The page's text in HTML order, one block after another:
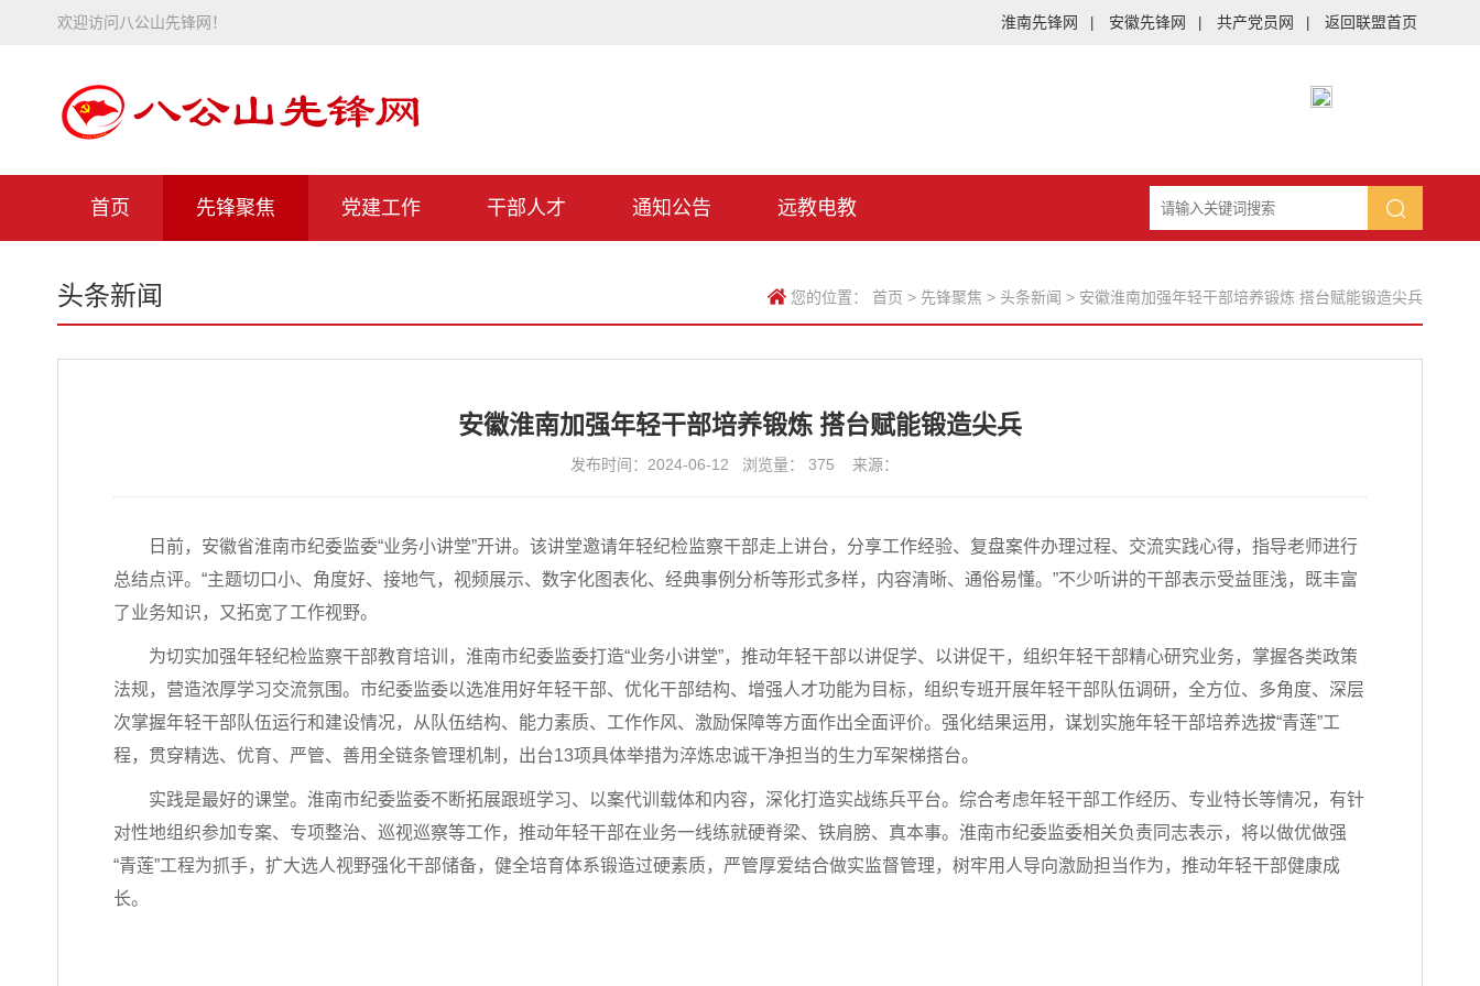
欢迎访问八公山先锋网！ 淮南先锋网 安徽先锋网 共产党员网 返回联盟首页
首页 先锋聚焦 党建工作 干部人才 通知公告 远教电教
头条新闻 您的位置： 首页 > 先锋聚焦 > 头条新闻 > 安徽淮南加强年轻干部培养锻炼 搭台赋能锻造尖兵
安徽淮南加强年轻干部培养锻炼 搭台赋能锻造尖兵
发布时间：2024-06-12 浏览量： 375 来源：
日前，安徽省淮南市纪委监委“业务小讲堂”开讲。该讲堂邀请年轻纪检监察干部走上讲台，分享工作经验、复盘案件办理过程、交流实践心得，指导老师进行
总结点评。“主题切口小、角度好、接地气，视频展示、数字化图表化、经典事例分析等形式多样，内容清晰、通俗易懂。”不少听讲的干部表示受益匪浅，既丰富
了业务知识，又拓宽了工作视野。
为切实加强年轻纪检监察干部教育培训，淮南市纪委监委打造“业务小讲堂”，推动年轻干部以讲促学、以讲促干，组织年轻干部精心研究业务，掌握各类政策
法规，营造浓厚学习交流氛围。市纪委监委以选准用好年轻干部、优化干部结构、增强人才功能为目标，组织专班开展年轻干部队伍调研，全方位、多角度、深层
次掌握年轻干部队伍运行和建设情况，从队伍结构、能力素质、工作作风、激励保障等方面作出全面评价。强化结果运用，谋划实施年轻干部培养选拔“青莲”工
程，贯穿精选、优育、严管、善用全链条管理机制，出台13项具体举措为淬炼忠诚干净担当的生力军架梯搭台。
实践是最好的课堂。淮南市纪委监委不断拓展跟班学习、以案代训载体和内容，深化打造实战练兵平台。综合考虑年轻干部工作经历、专业特长等情况，有针
对性地组织参加专案、专项整治、巡视巡察等工作，推动年轻干部在业务一线练就硬脊梁、铁肩膀、真本事。淮南市纪委监委相关负责同志表示，将以做优做强
“青莲”工程为抓手，扩大选人视野强化干部储备，健全培育体系锻造过硬素质，严管厚爱结合做实监督管理，树牢用人导向激励担当作为，推动年轻干部健康成
长。